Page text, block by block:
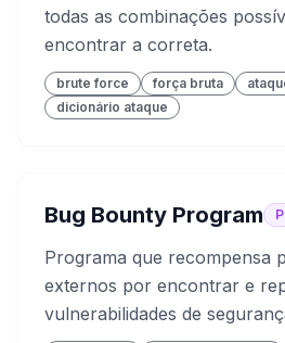
todas as combinações
encontrar a correta.
brute force força bruta
dicionário ataque
Bug Bounty Program
Programa que recompensa
externos por encontrar e
vulnerabilidades de